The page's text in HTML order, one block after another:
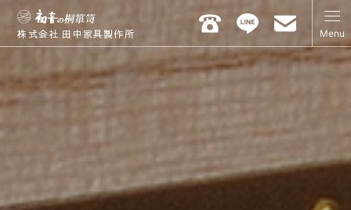
株式会社 田中家具製作所 Menu